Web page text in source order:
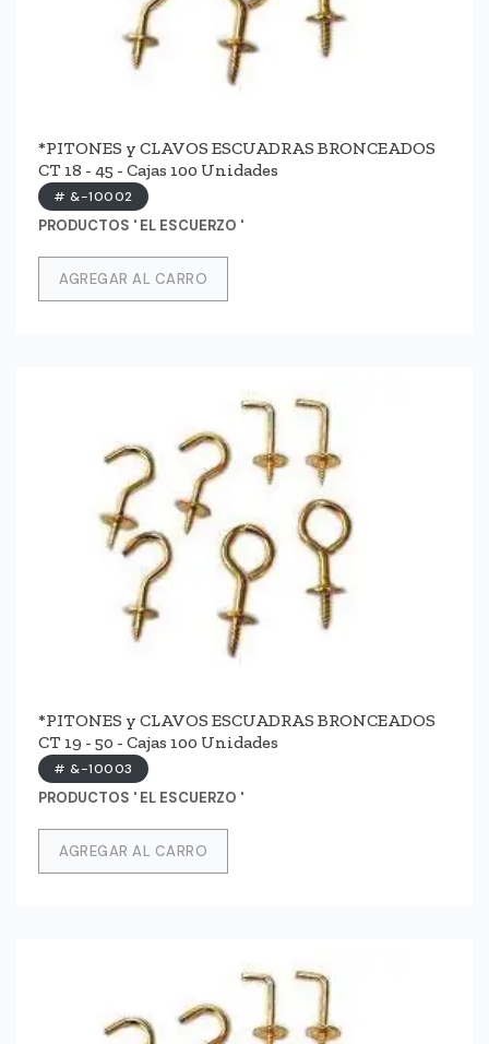
*PITONES y CLAVOS ESCUADRAS BRONCEADOS
CT 18 - 45 - Cajas 100 Unidades
# &-10002
PRODUCTOS ' EL ESCUERZO '
AGREGAR AL CARRO
*PITONES y CLAVOS ESCUADRAS BRONCEADOS
CT 19 - 50 - Cajas 100 Unidades
# &-10003
PRODUCTOS ' EL ESCUERZO '
AGREGAR AL CARRO